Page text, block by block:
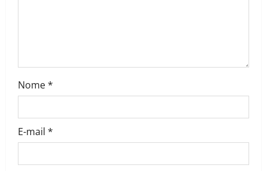
Nome*
E-mail *